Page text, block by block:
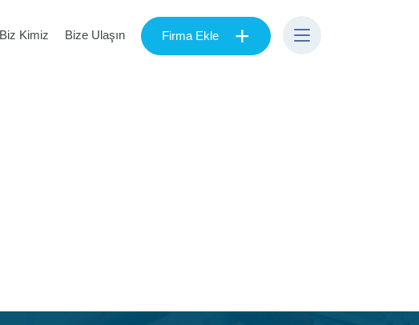
Biz Kimiz Bize Ulaşın Firma Ekle +